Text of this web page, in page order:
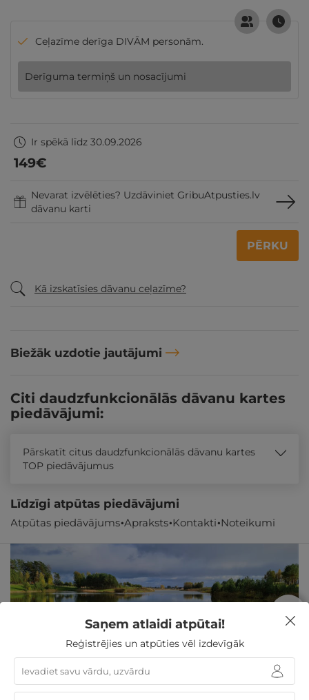
Ceļazīme derīga DIVĀM personām.
Derīguma termiņš un nosacījumi
Ir spēkā līdz 30.09.2026
149€
Nevarat izvēlēties? Uzdāviniet GribuAtpusties.lv
dāvanu karti
PĒRKU
Kā izskatīsies dāvanu ceļazīme?
Biežāk uzdotie jautājumi
Atpūtas piedāvājums Apraksts Kontakti Noteikumi
Citi daudzfunkcionālās dāvanu kartes
piedāvājumi:
Pārskatīt citus daudzfunkcionālās dāvanu kartes
TOP piedāvājumus
Līdzīgi atpūtas piedāvājumi
Fantastiska atpūta dabas ielokā ar brokastīm
Saņem atlaidi atpūtai!
Reģistrējies un atpūties vēl izdevīgāk